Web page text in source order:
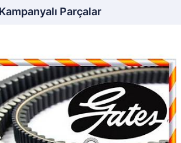
Kampanyalı Parçalar